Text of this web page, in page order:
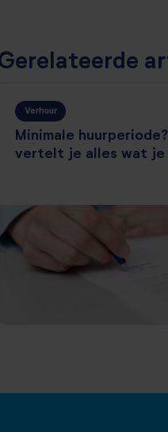
Verhuur
Minimale
vertelt je alles wat je